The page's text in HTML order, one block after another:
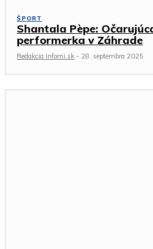
ŠPORT
Shantala Pèpe:
performerka v Záhrade
Redakcia Infomi.sk - 28. septembra 2025